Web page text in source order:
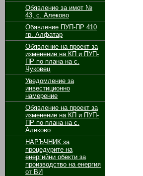
Обявление за имот №
43, с. Алеково
Обявление ПУП-ПР 410
гр. Алфатар
Обявление на проект за
изменение на КП и ПУП-
ПР по плана на с.
Чуковец
Уведомление за
инвестиционно
намерение
Обявление на проект за
изменение на КП и ПУП-
ПР по плана на с.
Алеково
НАРЪЧНИК за
процедурите на
енергийни обекти за
производство на енергия
от ВИ